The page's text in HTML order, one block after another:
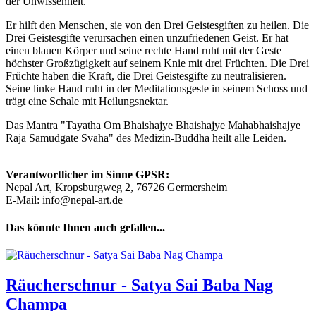
Er hilft den Menschen, sie von den Drei Geistesgiften zu heilen. Die
Drei Geistesgifte verursachen einen unzufriedenen Geist. Er hat
einen blauen Körper und seine rechte Hand ruht mit der Geste
höchster Großzügigkeit auf seinem Knie mit drei Früchten. Die Drei
Früchte haben die Kraft, die Drei Geistesgifte zu neutralisieren.
Seine linke Hand ruht in der Meditationsgeste in seinem Schoss und
trägt eine Schale mit Heilungsnektar.
Das Mantra "Tayatha Om Bhaishajye Bhaishajye Mahabhaishajye
Raja Samudgate Svaha" des Medizin-Buddha heilt alle Leiden.
Verantwortlicher im Sinne GPSR:
Nepal Art, Kropsburgweg 2, 76726 Germersheim
E-Mail: info@nepal-art.de
Das könnte Ihnen auch gefallen...
Räucherschnur - Satya Sai Baba Nag
Champa